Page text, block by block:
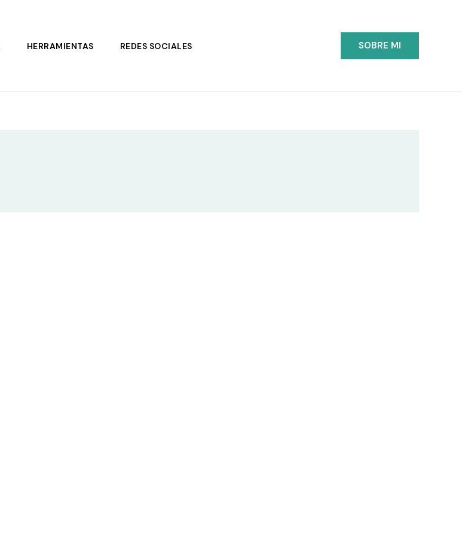
HERRAMIENTAS REDES SOCIALES SOBRE MI